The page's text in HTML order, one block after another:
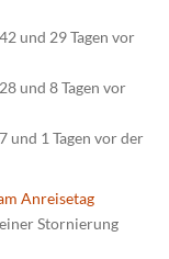
und 29 Tagen vor
und 8 Tagen vor
und 1 Tagen vor der
Anreisetag
Stornierung